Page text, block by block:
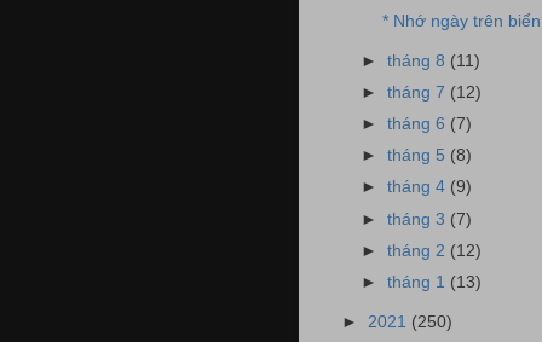
* Nhớ ngày trên biển
►tháng 8 (11)
►tháng 7 (12)
►tháng 6 (7)
►tháng 5 (8)
►tháng 4 (9)
►tháng 3 (7)
►tháng 2 (12)
►tháng 1 (13)
► 2021 (250)